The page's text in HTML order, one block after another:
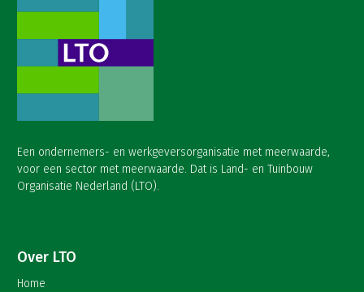
Een ondernemers- en werkgeversorganisatie met meerwaarde,
voor een sector met meerwaarde. Dat is Land- en Tuinbouw
Organisatie Nederland (LTO).
Over LTO
Home